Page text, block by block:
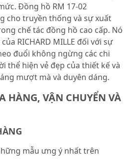
Đồng hồ RM 17-02
cho truyền thống và sự xuất
chế tác đồng hồ cao cấp. Nó
RICHARD MILLE đối với sự
đuổi không ngừng các chi
thể hiện vẻ đẹp của thiết kế và
mượt mà và duyên dáng.
HÀNG, VẬN CHUYỂN VÀ
mẫu ưng ý nhất trên